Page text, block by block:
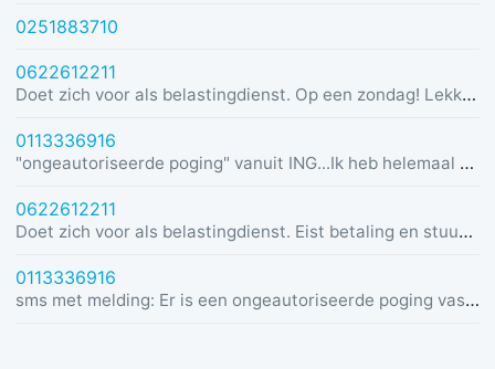
0251883710
0622612211
Doet zich voor als belastingdienst. Op een zondag! Lekker dom
0113336916
"ongeautoriseerde poging" vanuit ING...Ik heb helemaal geen rekening bij ING :)
0622612211
Doet zich voor als belastingdienst. Eist betaling en stuurt link in bericht met dreiging van beslaglegging.
0113336916
sms met melding: Er is een ongeautoriseerde poging vastgesteld vanuit Duitsland was u dit niet? Bel de alarmlijn op 0113336916